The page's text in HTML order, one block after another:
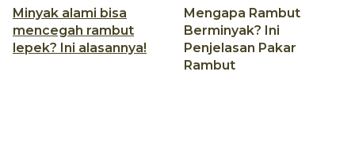
Minyak alami bisa
mencegah rambut
lepek? Ini alasannya!
Mengapa Rambut
Berminyak? Ini
Penjelasan Pakar
Rambut